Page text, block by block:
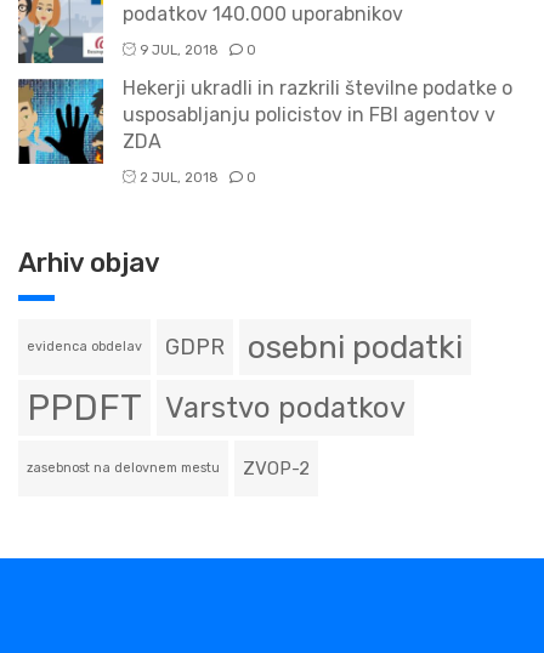
podatkov 140.000 uporabnikov
9 JUL, 2018 0
Hekerji ukradli in razkrili številne podatke o
usposabljanju policistov in FBI agentov v
ZDA
2 JUL, 2018 0
Arhiv objav
evidenca obdelav GDPR osebni podatki
PPDFT Varstvo podatkov
zasebnost na delovnem mestu ZVOP-2